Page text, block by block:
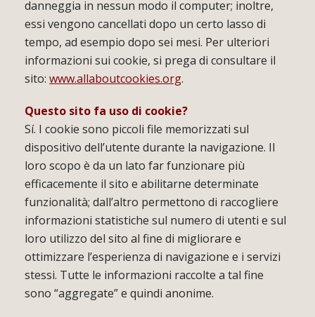
danneggia in nessun modo il computer; inoltre,
essi vengono cancellati dopo un certo lasso di
tempo, ad esempio dopo sei mesi. Per ulteriori
informazioni sui cookie, si prega di consultare il
sito: www.allaboutcookies.org.
Questo sito fa uso di cookie?
Sí. I cookie sono piccoli file memorizzati sul
dispositivo dell’utente durante la navigazione. Il
loro scopo è da un lato far funzionare più
efficacemente il sito e abilitarne determinate
funzionalità; dall’altro permettono di raccogliere
informazioni statistiche sul numero di utenti e sul
loro utilizzo del sito al fine di migliorare e
ottimizzare l’esperienza di navigazione e i servizi
stessi. Tutte le informazioni raccolte a tal fine
sono “aggregate” e quindi anonime.